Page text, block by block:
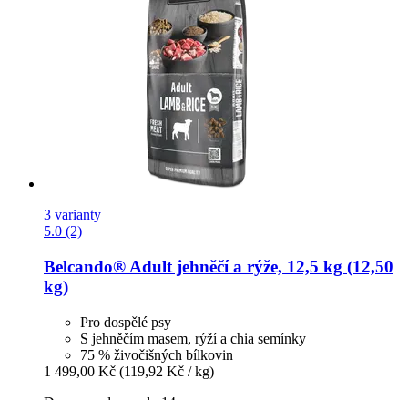
3 varianty
5.0 (2)
Belcando®Adult jehněčí a rýže, 12,5 kg (12,50
kg)
Pro dospělé psy
S jehněčím masem, rýží a chia semínky
75 % živočišných bílkovin
1 499,00 Kč (119,92 Kč / kg)